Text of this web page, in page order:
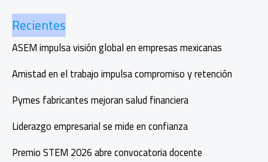
común
para
robots
industriales
Recientes
ASEM impulsa visión global en empresas mexicanas
Amistad en el trabajo impulsa compromiso y retención
Pymes fabricantes mejoran salud financiera
Liderazgo empresarial se mide en confianza
Premio STEM 2026 abre convocatoria docente